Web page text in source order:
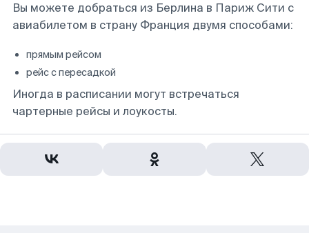
Вы можете добраться из Берлина в Париж Сити с
авиабилетом в страну Франция двумя способами:
прямым рейсом
рейс с пересадкой
Иногда в расписании могут встречаться
чартерные рейсы и лоукосты.